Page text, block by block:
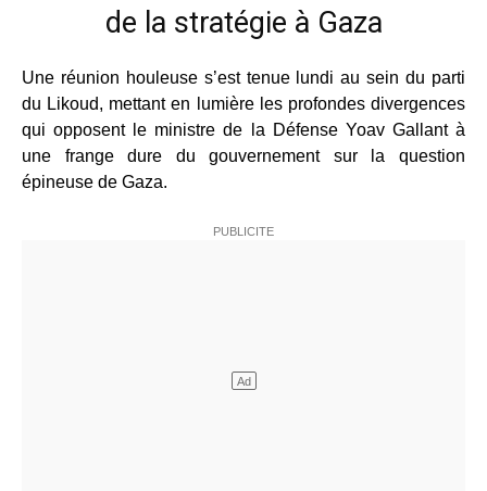
de la stratégie à Gaza
Une réunion houleuse s’est tenue lundi au sein du parti
du Likoud, mettant en lumière les profondes divergences
qui opposent le ministre de la Défense Yoav Gallant à
une frange dure du gouvernement sur la question
épineuse de Gaza.